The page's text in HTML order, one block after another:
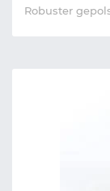
Robuster